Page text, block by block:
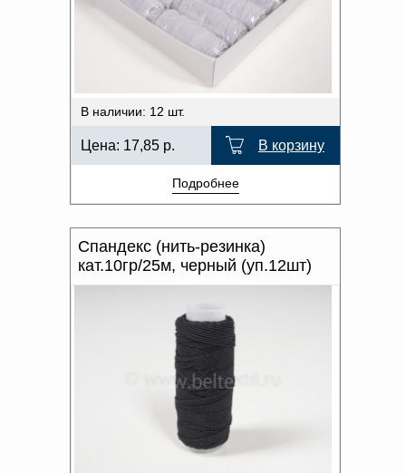
В наличии: 12 шт.
Цена: 17,85 р. В корзину
Подробнее
Спандекс (нить-резинка)
кат.10гр/25м, черный (уп.12шт)